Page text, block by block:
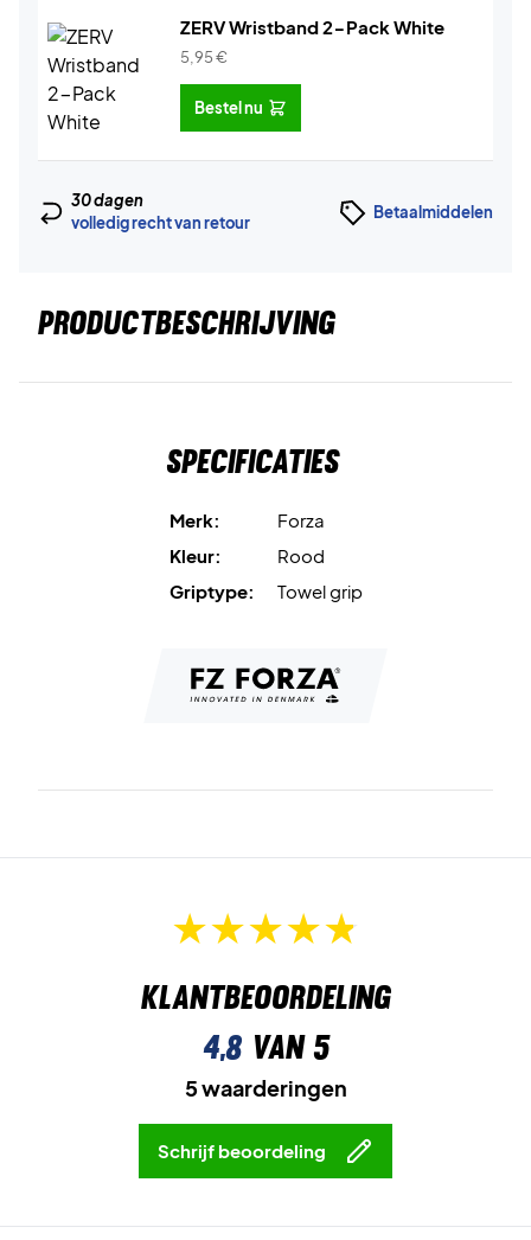
ZERV Wristband 2-Pack White
5,95€
Bestel nu
30 dagen
volledig recht van retour
Betaalmiddelen
PRODUCTBESCHRIJVING
Specificaties
Merk:
Forza
Kleur:
Rood
Griptype:
Towel grip
Klantbeoordeling
4,8van 5
5 waarderingen
Schrijf beoordeling